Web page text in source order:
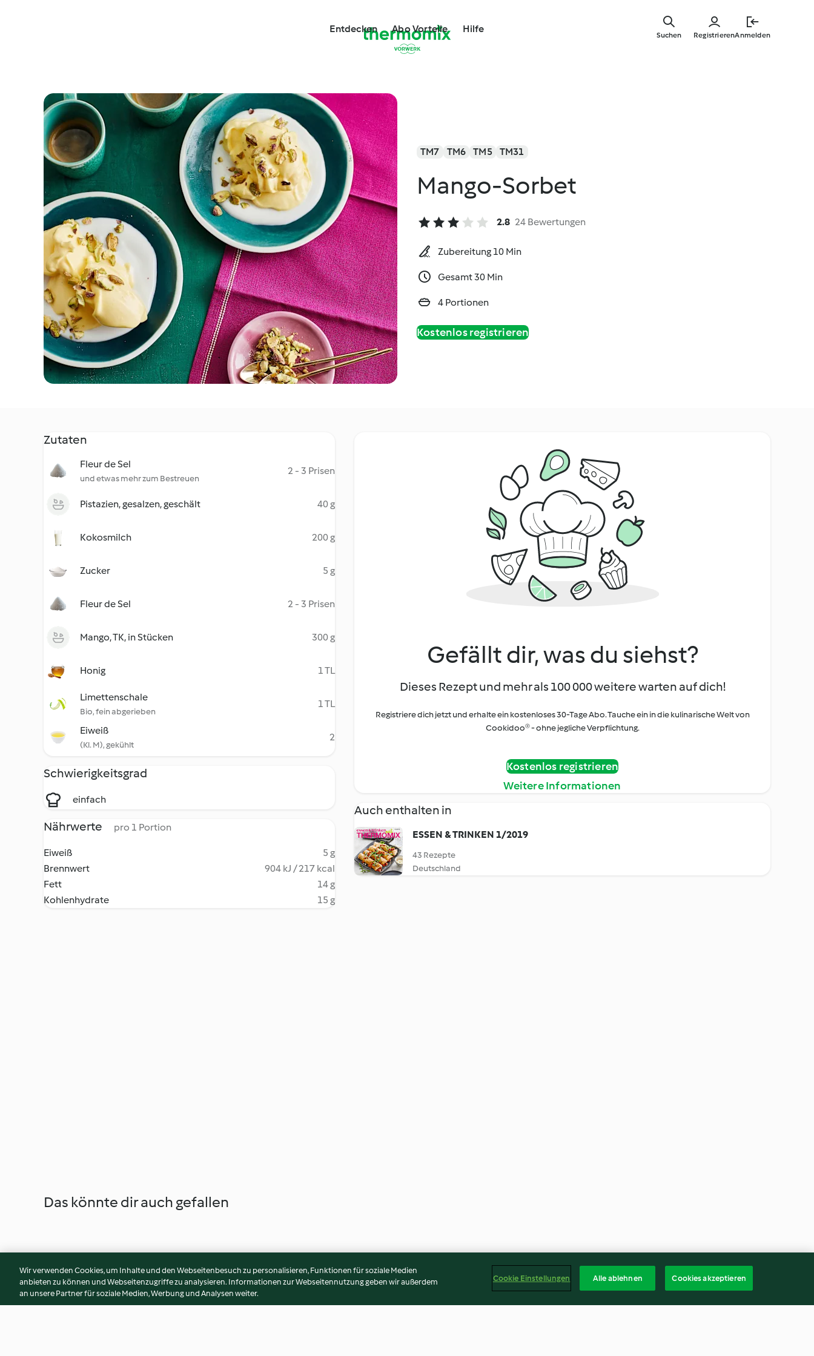
Entdecken Abo Vorteile Hilfe
RegistrierenAnmelden
Suchen
TM7 TM6 TM5 TM31
Mango-Sorbet
2.8 24 Bewertungen
Zubereitung 10 Min
Gesamt 30 Min
4 Portionen
Kostenlos registrieren
Zutaten
Fleur de Sel
und etwas mehr zum Bestreuen
2 - 3 Prisen
Pistazien, gesalzen, geschält 40 g
Kokosmilch 200 g
Zucker 5 g
Fleur de Sel 2 - 3 Prisen
Mango, TK, in Stücken 300 g
Honig 1 TL
Limettenschale
Bio, fein abgerieben
1 TL
Eiweiß
(Kl. M), gekühlt
2
Schwierigkeitsgrad
einfach
Nährwerte pro 1 Portion
Eiweiß
5 g
Brennwert
904 kJ / 217 kcal
Fett
14 g
Kohlenhydrate
15 g
Gefällt dir, was du siehst?
Dieses Rezept und mehr als 100 000 weitere warten auf dich!
Registriere dich jetzt und erhalte ein kostenloses 30-Tage Abo. Tauche ein in die kulinarische Welt von
Cookidoo® - ohne jegliche Verpflichtung.
Kostenlos registrieren
Weitere Informationen
Auch enthalten in
ESSEN & TRINKEN 1/2019
43 Rezepte
Deutschland
Das könnte dir auch gefallen
Wir verwenden Cookies, um Inhalte und den Webseitenbesuch zu personalisieren, Funktionen für soziale Medien
anbieten zu können und Webseitenzugriffe zu analysieren. Informationen zur Webseitennutzung geben wir außerdem
an unsere Partner für soziale Medien, Werbung und Analysen weiter.
Cookie Einstellungen Alle ablehnen Cookies akzeptieren